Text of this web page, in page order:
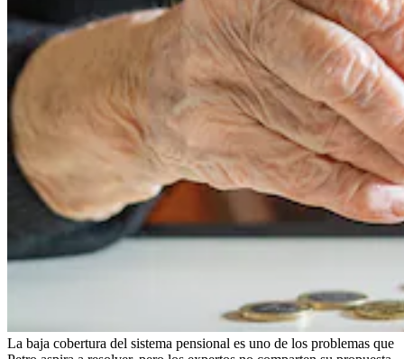
La baja cobertura del sistema pensional es uno de los problemas que